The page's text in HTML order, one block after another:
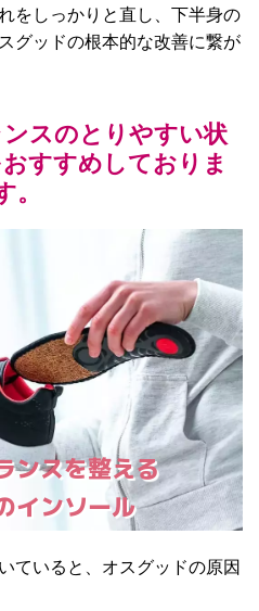
をしっかりと直し、下半身の
グッドの根本的な改善に繋が
スのとりやすい状
すすめしておりま
。
ンスを整える
インソール
ていると、オスグッドの原因